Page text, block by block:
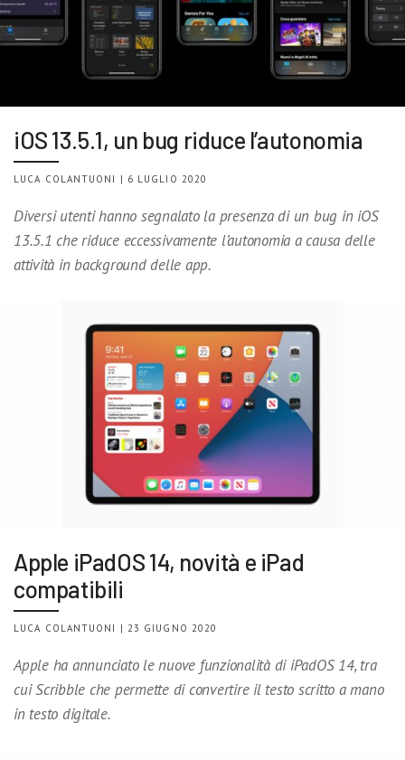
iOS 13.5.1, un bug riduce l’autonomia
LUCA COLANTUONI | 6 LUGLIO 2020
Diversi utenti hanno segnalato la presenza di un bug in iOS
13.5.1 che riduce eccessivamente l’autonomia a causa delle
attività in background delle app.
Apple iPadOS 14, novità e iPad
compatibili
LUCA COLANTUONI | 23 GIUGNO 2020
Apple ha annunciato le nuove funzionalità di iPadOS 14, tra
cui Scribble che permette di convertire il testo scritto a mano
in testo digitale.